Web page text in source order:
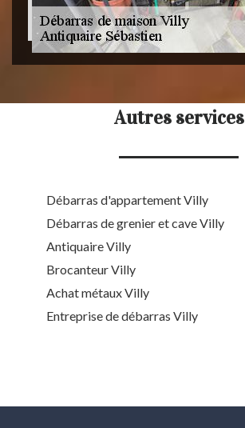
Autres services
Débarras d'appartement Villy
Débarras de grenier et cave Villy
Antiquaire Villy
Brocanteur Villy
Achat métaux Villy
Entreprise de débarras Villy